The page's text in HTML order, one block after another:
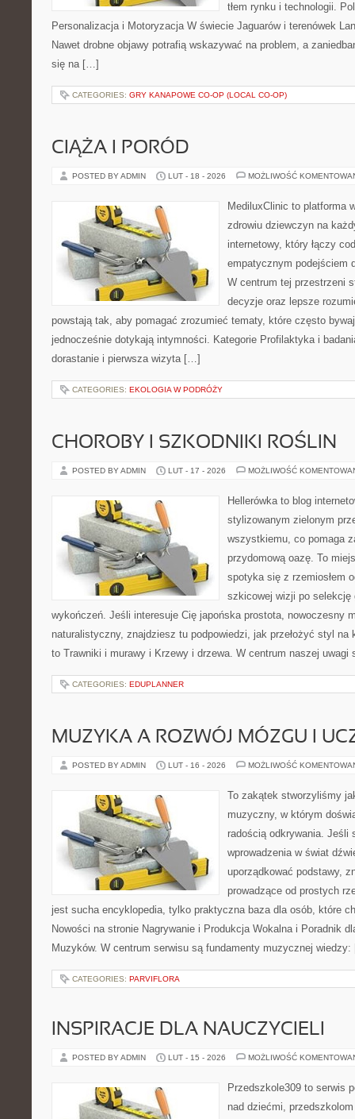
tłem rynku i technologii.
Personalizacja i Motoryzacja W świecie Jaguarów i terenówek
Nawet drobne objawy potrafią wskazywać na problem, a
się na […]
CATEGORIES: GRY KANAPOWE CO-OP (LOCAL CO-OP)
CIĄŻA I PORÓD
POSTED BY ADMIN LUT - 18 - 2026 MOŻLIWOŚĆ
MediluxClinic to platforma
zdrowiu dziewczyn na
internetowy, który łączy
empatycznym podejściem
W centrum tej przestrzeni
decyzje oraz lepsze
powstają tak, aby pomagać zrozumieć tematy, które często
jednocześnie dotykają intymności. Kategorie Profilaktyka i
dorastanie i pierwsza wizyta […]
CATEGORIES: EKOLOGIA W PODRÓŻY
CHOROBY I SZKODNIKI ROŚLIN
POSTED BY ADMIN LUT - 17 - 2026 MOŻLIWOŚĆ
Hellerówka to blog
stylizowanym zielonym
wszystkiemu, co pomaga
przydomową oazę. To
spotyka się z rzemiosłem
szkicowej wizji po selekcję
wykończeń. Jeśli interesuje Cię japońska prostota, nowoczesny
naturalistyczny, znajdziesz tu podpowiedzi, jak przełożyć styl na
to Trawniki i murawy i Krzewy i drzewa. W centrum naszej
CATEGORIES: EDUPLANNER
MUZYKA A ROZWÓJ MÓZGU I
POSTED BY ADMIN LUT - 16 - 2026 MOŻLIWOŚĆ
To zakątek stworzyliśmy
muzyczny, w którym
radością odkrywania. Jeśli
wprowadzenia w świat
uporządkować podstawy,
prowadzące od prostych
jest sucha encyklopedia, tylko praktyczna baza dla osób, które
Nowości na stronie Nagrywanie i Produkcja Wokalna i Poradnik
Muzyków. W centrum serwisu są fundamenty muzycznej
CATEGORIES: PARVIFLORA
INSPIRACJE DLA NAUCZYCIELI
POSTED BY ADMIN LUT - 15 - 2026 MOŻLIWOŚĆ
Przedszkole309 to serwis
nad dziećmi,